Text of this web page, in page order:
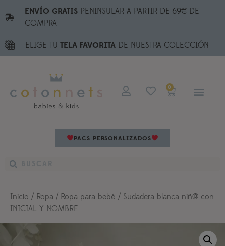
ENVÍO GRATISPENINSULAR A PARTIR DE 69€ DE
COMPRA
ELIGE TU TELA FAVORITA DE NUESTRA COLECCIÓN
0
PACS PERSONALIZADOS
Inicio / Ropa / Ropa para bebé / Sudadera blanca niñ@ con
INICIAL Y NOMBRE